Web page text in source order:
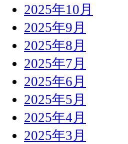
2025年10月
2025年9月
2025年8月
2025年7月
2025年6月
2025年5月
2025年4月
2025年3月